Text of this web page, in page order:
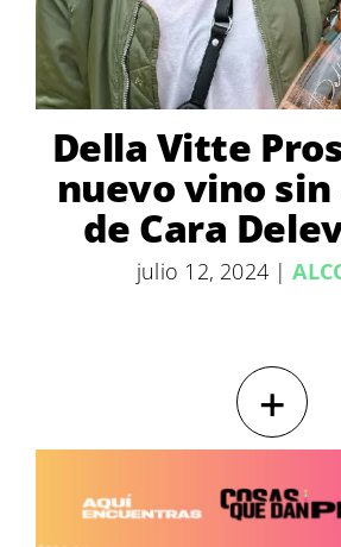
Della Vitte
nuevo vino
de Cara
julio 12, 2024 |
+